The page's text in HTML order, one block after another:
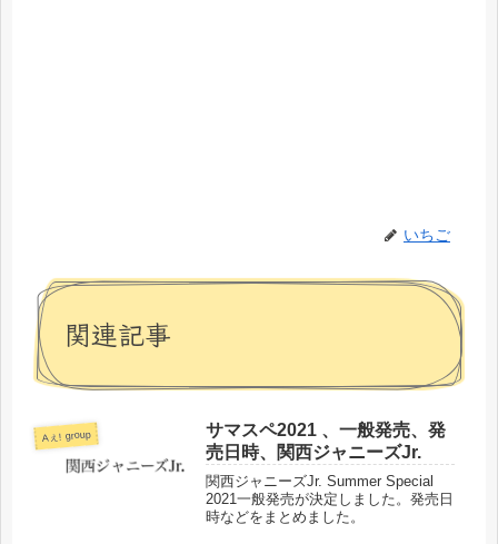
いちご
関連記事
Aぇ! group
サマスペ2021 、一般発売、発
売日時、関西ジャニーズJr.
関西ジャニーズJr. Summer Special
2021一般発売が決定しました。発売日
時などをまとめました。